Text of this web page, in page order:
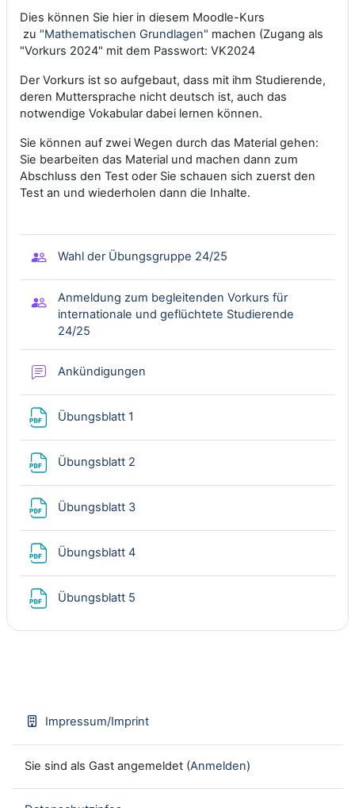
Dies können Sie hier in diesem Moodle-Kurs
zu "Mathematischen Grundlagen" machen (Zugang als
"Vorkurs 2024" mit dem Passwort: VK2024
Der Vorkurs ist so aufgebaut, dass mit ihm Studierende,
deren Muttersprache nicht deutsch ist, auch das
notwendige Vokabular dabei lernen können.
Sie können auf zwei Wegen durch das Material gehen:
Sie bearbeiten das Material und machen dann zum
Abschluss den Test oder Sie schauen sich zuerst den
Test an und wiederholen dann die Inhalte.
Wahl der Übungsgruppe 24/25
Anmeldung zum begleitenden Vorkurs für
internationale und geflüchtete Studierende
24/25
Ankündigungen
Übungsblatt 1
Übungsblatt 2
Übungsblatt 3
Übungsblatt 4
Übungsblatt 5
Impressum/Imprint
Sie sind als Gast angemeldet (Anmelden)